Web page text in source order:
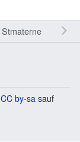
Stmaterne
by-sa sauf